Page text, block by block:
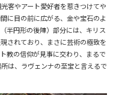
客やアート愛好者を惹きつけてや
に目の前に広がる、金や宝石のよ
半円形の後陣）部分には、キリス
されており、まさに芸術の極致を
教の信仰が見事に交わり、まるで
は、ラヴェンナの至宝と言えるで